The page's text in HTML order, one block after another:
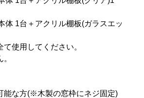
体 1台＋アクリル棚板(ガラスエッ
使用してください。
能な方(※木製の窓枠にネジ固定)